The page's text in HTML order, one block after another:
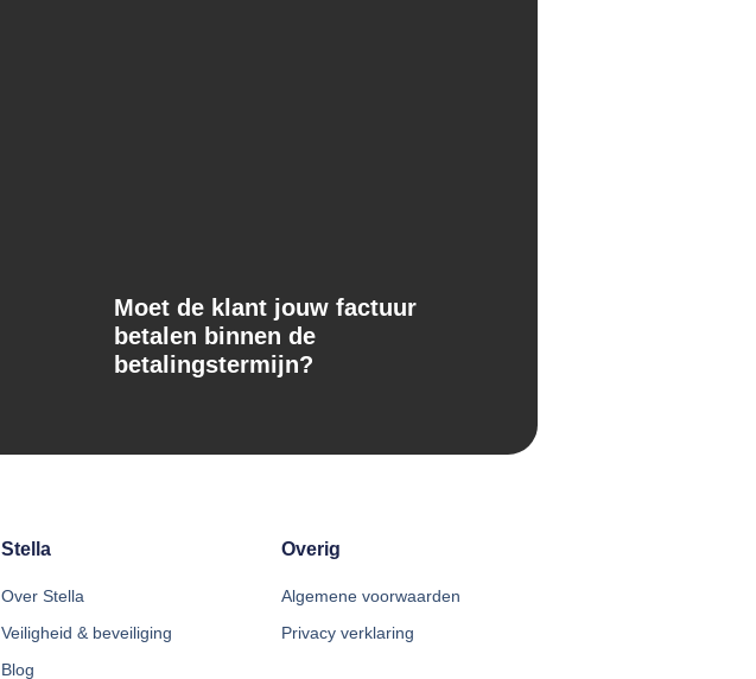
Moet de klant jouw factuur
betalen binnen de
betalingstermijn?
Stella
Over Stella
Veiligheid & beveiliging
Blog
Overig
Algemene voorwaarden
Privacy verklaring